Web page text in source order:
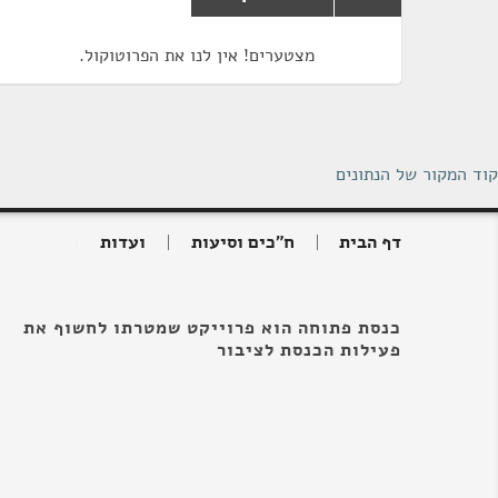
מצטערים! אין לנו את הפרוטוקול.
קוד המקור של הנתונים
דף הבית ח"כים וסיעות ועדות
כנסת פתוחה הוא פרוייקט שמטרתו לחשוף את
פעילות הכנסת לציבור